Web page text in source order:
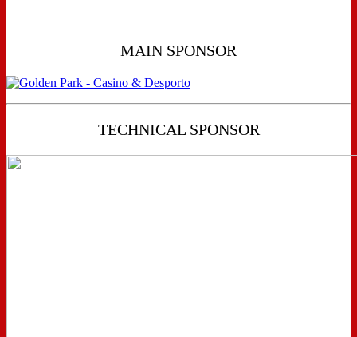
MAIN SPONSOR
TECHNICAL SPONSOR